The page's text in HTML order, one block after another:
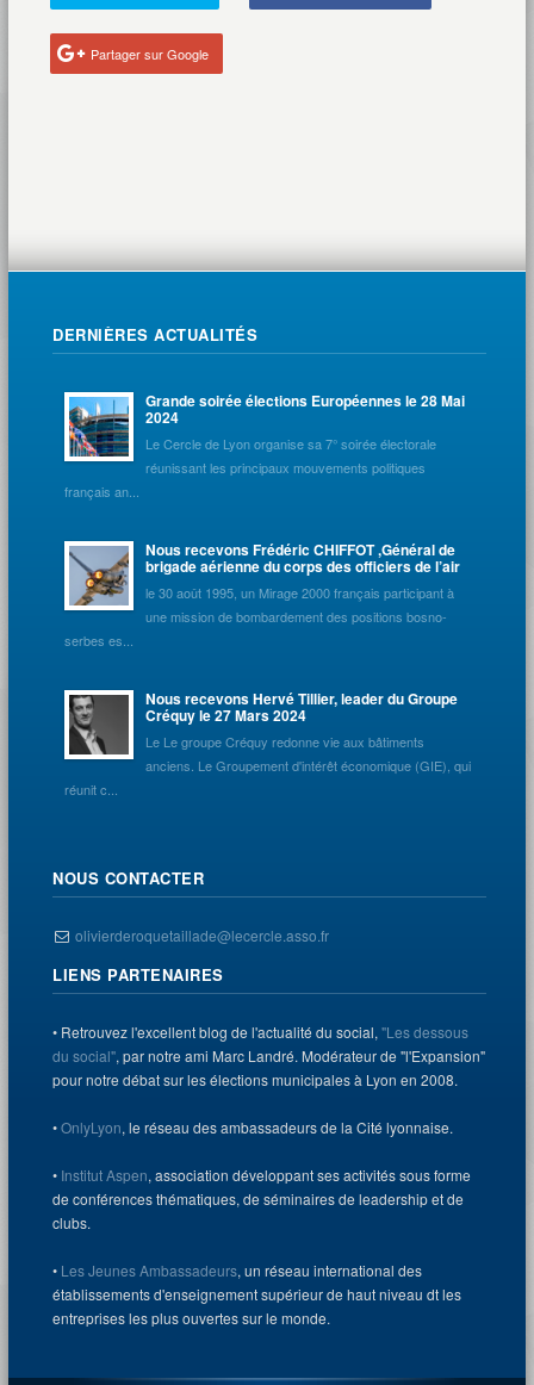
Partager sur Google
DERNIÈRES ACTUALITÉS
Grande soirée élections Européennes le 28 Mai
2024
Le Cercle de Lyon organise sa 7° soirée électorale
réunissant les principaux mouvements politiques
français an...
Nous recevons Frédéric CHIFFOT ,Général de
brigade aérienne du corps des officiers de l’air
le 30 août 1995, un Mirage 2000 français participant à
une mission de bombardement des positions bosno-
serbes es...
Nous recevons Hervé Tillier, leader du Groupe
Créquy le 27 Mars 2024
Le Le groupe Créquy redonne vie aux bâtiments
anciens. Le Groupement d'intérêt économique (GIE), qui
réunit c...
NOUS CONTACTER
olivierderoquetaillade@lecercle.asso.fr
LIENS PARTENAIRES
• Retrouvez l'excellent blog de l'actualité du social,"Les dessous
du social", par notre ami Marc Landré. Modérateur de "l'Expansion"
pour notre débat sur les élections municipales à Lyon en 2008.
•OnlyLyon, le réseau des ambassadeurs de la Cité lyonnaise.
• Institut Aspen, association développant ses activités sous forme
de conférences thématiques, de séminaires de leadership et de
clubs.
• Les Jeunes Ambassadeurs, un réseau international des
établissements d'enseignement supérieur de haut niveau dt les
entreprises les plus ouvertes sur le monde.